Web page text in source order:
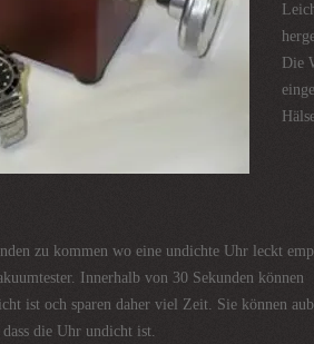
Die
zu kommen wo eine undichte Uhr leckt
Innerhalb von 30 Sekunden können
ist och sparen daher viel Zeit. Sie können
die Uhr undicht ist.